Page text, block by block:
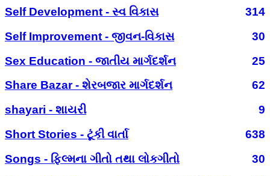
Self Development - સ્વ વિકાસ
314
Self Improvement - જીવન-વિકાસ
30
Sex Education - જાતીય માર્ગદર્શન
25
Share Bazar - શેરબજાર માર્ગદર્શન
62
shayari - શાયરી
9
Short Stories - ટૂંકી વાર્તા
638
Songs - ફિલ્મના ગીતો તથા લોકગીતો
30